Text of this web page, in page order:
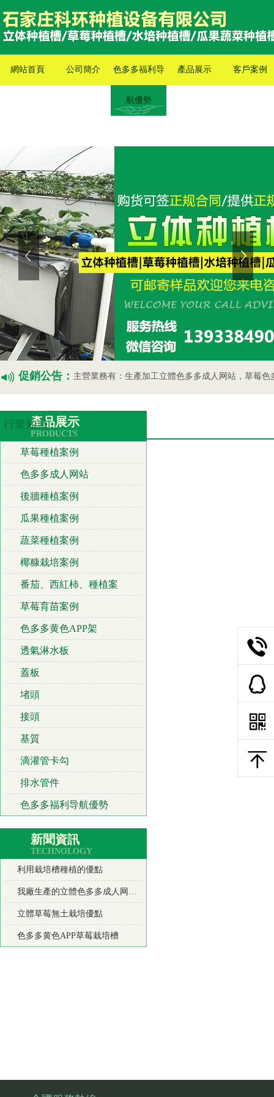
網站首頁 公司簡介 色多多福利导
航優勢
產品展示 客戶案例
上一張 下一
促銷公告： 主營業務有：生產加工立體色多多成人网站，草莓色多多成人网站，瓜果蔬菜色
產品展示
PRODUCTS
草莓種植案例
色多多成人网站
後牆種植案例
瓜果種植案例
蔬菜種植案例
椰糠栽培案例
番茄、西紅柿、種植案
草莓育苗案例
色多多黄色APP架
透氣淋水板
蓋板
堵頭
接頭
基質
滴灌管卡勾
排水管件
色多多福利导航優勢
新聞資訊
TECHNOLOGY
利用栽培槽種植的優點
我廠生產的立體色多多成人网站產品使用優點
立體草莓無土栽培優點
色多多黄色APP草莓栽培槽
行業知識